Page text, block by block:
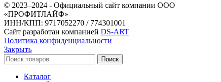
© 2023–2024 - Официальный сайт компании ООО
«ПРОФИТЛАЙФ»
ИНН/КПП: 9717052270 / 774301001
Сайт разработан компанией DS-ART
Политика конфиденциальности
Закрыть
Поиск
Каталог